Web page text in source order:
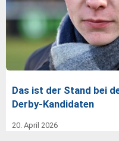
Das ist der Stand bei
Derby-Kandidaten
20. April 2026